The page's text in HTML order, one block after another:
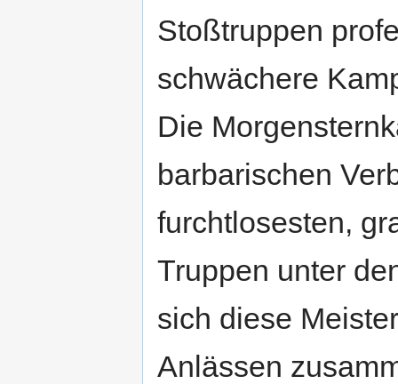
Stoßtruppen
schwächere
Die
barbarischen
furchtlosesten,
Truppen unter
sich diese
Anlässen